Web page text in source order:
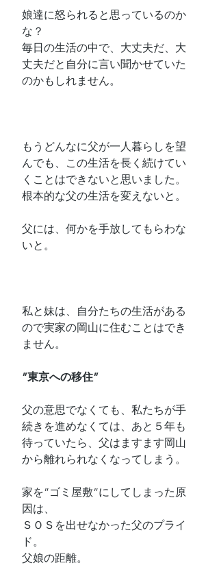
娘達に怒られると思っているのか
な？
毎日の生活の中で、大丈夫だ、大
丈夫だと自分に言い聞かせていた
のかもしれません。
もうどんなに父が一人暮らしを望
んでも、この生活を長く続けてい
くことはできないと思いました。
根本的な父の生活を変えないと。
父には、何かを手放してもらわな
いと。
私と妹は、自分たちの生活がある
ので実家の岡山に住むことはでき
ません。
”東京への移住”
父の意思でなくても、私たちが手
続きを進めなくては、あと５年も
待っていたら、父はますます岡山
から離れられなくなってしまう。
家を”ゴミ屋敷”にしてしまった原
因は、
ＳＯＳを出せなかった父のプライ
ド。
父娘の距離。